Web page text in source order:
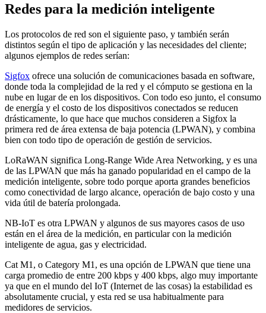
Redes para la medición inteligente
Los protocolos de red son el siguiente paso, y también serán
distintos según el tipo de aplicación y las necesidades del cliente;
algunos ejemplos de redes serían:
Sigfox ofrece una solución de comunicaciones basada en software,
donde toda la complejidad de la red y el cómputo se gestiona en la
nube en lugar de en los dispositivos. Con todo eso junto, el consumo
de energía y el costo de los dispositivos conectados se reducen
drásticamente, lo que hace que muchos consideren a Sigfox la
primera red de área extensa de baja potencia (LPWAN), y combina
bien con todo tipo de operación de gestión de servicios.
LoRaWAN significa Long-Range Wide Area Networking, y es una
de las LPWAN que más ha ganado popularidad en el campo de la
medición inteligente, sobre todo porque aporta grandes beneficios
como conectividad de largo alcance, operación de bajo costo y una
vida útil de batería prolongada.
NB-IoT es otra LPWAN y algunos de sus mayores casos de uso
están en el área de la medición, en particular con la medición
inteligente de agua, gas y electricidad.
Cat M1, o Category M1, es una opción de LPWAN que tiene una
carga promedio de entre 200 kbps y 400 kbps, algo muy importante
ya que en el mundo del IoT (Internet de las cosas) la estabilidad es
absolutamente crucial, y esta red se usa habitualmente para
medidores de servicios.